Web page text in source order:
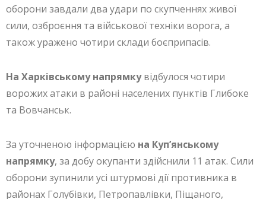
оборони завдали два удари по скупченнях живої
сили, озброєння та військової техніки ворога, а
також уражено чотири склади боєприпасів.
На Харківському напрямкувідбулося чотири
ворожих атаки в районі населених пунктів Глибоке
та Вовчанськ.
За уточненою інформацією на Куп’янському
напрямку, за добу окупанти здійснили 11 атак. Сили
оборони зупинили усі штурмові дії противника в
районах Голубівки, Петропавлівки, Піщаного,